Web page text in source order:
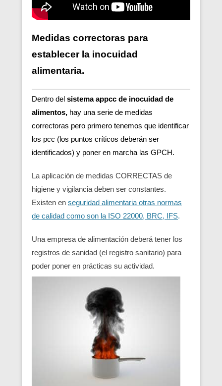
Medidas correctoras para
establecer la inocuidad
alimentaria.
Dentro del sistema appcc de inocuidad de
alimentos, hay una serie de medidas
correctoras pero primero tenemos que identificar
los pcc (los puntos críticos deberán ser
identificados) y poner en marcha las GPCH.
La aplicación de medidas CORRECTAS de
higiene y vigilancia deben ser constantes.
Existen en seguridad alimentaria otras normas
de calidad como son la ISO 22000, BRC, IFS.
Una empresa de alimentación deberá tener los
registros de sanidad (el registro sanitario) para
poder poner en prácticas su actividad.